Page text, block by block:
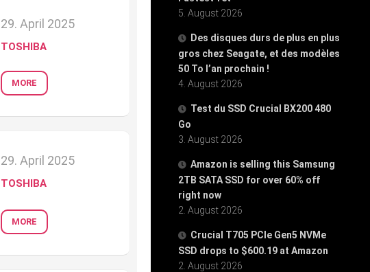
5. August 2026
Des disques durs de plus en plus
gros chez Seagate, et des modèles
50 To l’an prochain !
4. August 2026
Test du SSD Crucial BX200 480
Go
3. August 2026
Amazon is selling this Samsung
2TB SATA SSD for over 60% off
right now
2. August 2026
Crucial T705 PCIe Gen5 NVMe
SSD drops to $600.19 at Amazon
2. August 2026
29. April 2025
TOSHIBA
MORE
29. April 2025
TOSHIBA
MORE